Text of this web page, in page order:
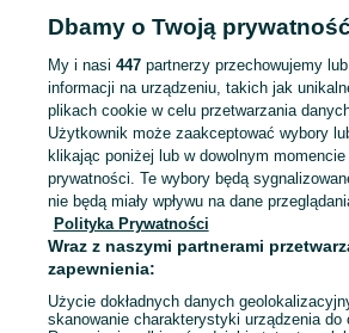
Mapa miejscowości
Popularne wyszukiwania
Dbamy o Twoją prywatność
My i nasi 447partnerzy przechowujemy
informacji na urządzeniu, takich jak
plikach cookie w celu przetwarzania
Użytkownik może zaakceptować wybory
klikając poniżej lub w dowolnym
prywatności. Te wybory będą
nie będą miały wpływu na dane
Polityka Prywatności
Wraz z naszymi partnerami
zapewnienia:
Użycie dokładnych danych
skanowanie charakterystyki urządzenia do